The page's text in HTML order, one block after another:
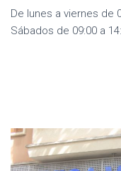
De lunes a viernes de
Sábados de 09:00 a